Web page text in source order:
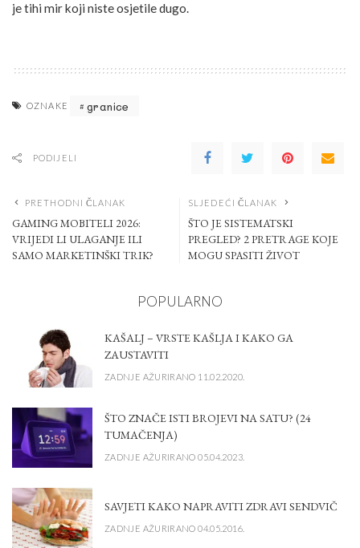
je tihi mir koji niste osjetile dugo.
OZNAKE granice
PODIJELI
PRETHODNI ČLANAK
GAMING MOBITELI 2026:
VRIJEDI LI ULAGANJE ILI
SAMO MARKETINŠKI TRIK?
SLJEDEĆI ČLANAK
ŠTO JE SISTEMATSKI
PREGLED? 2 PRETRAGE KOJE
MOGU SPASITI ŽIVOT
POPULARNO
KAŠALJ – VRSTE KAŠLJA I KAKO GA
ZAUSTAVITI
ZADNJE AŽURIRANO 11.02.2020.
ŠTO ZNAČE ISTI BROJEVI NA SATU? (24
TUMAČENJA)
ZADNJE AŽURIRANO 05.04.2023.
SAVJETI KAKO NAPRAVITI ZDRAVI SENDVIČ
ZADNJE AŽURIRANO 04.05.2016.